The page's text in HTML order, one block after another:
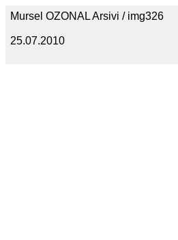
Mursel OZONAL Arsivi / img326
25.07.2010